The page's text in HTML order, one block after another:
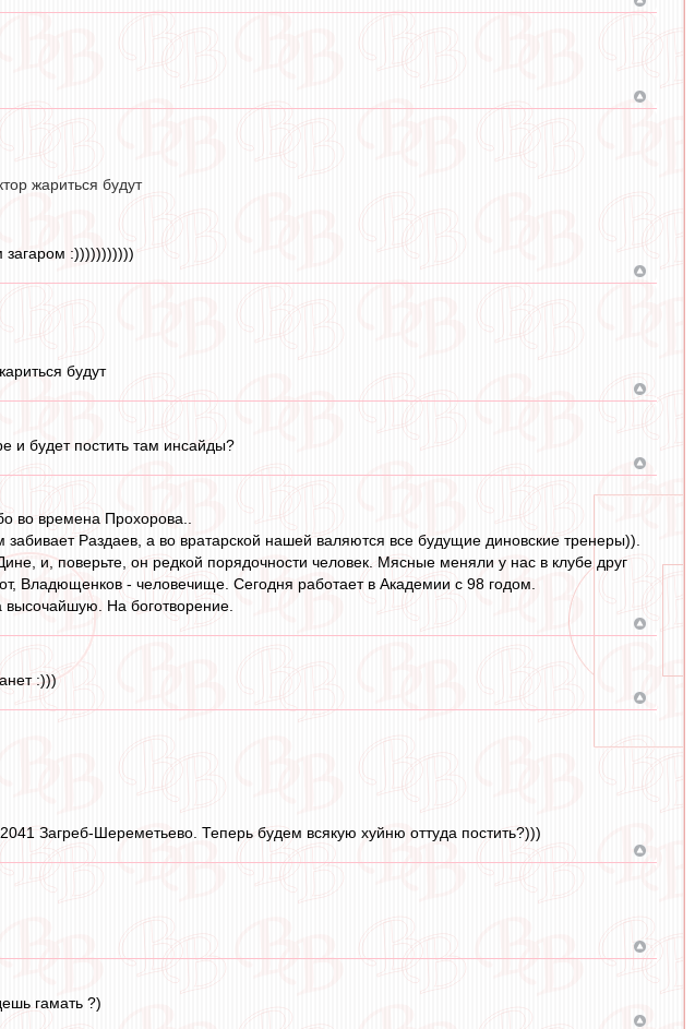
жариться будут
загаром :)))))))))))
будут
и будет постить там инсайды?
во времена Прохорова..
Раздаев, а во вратарской нашей валяются все будущие диновские тренеры)).
и, поверьте, он редкой порядочности человек. Мясные меняли у нас в клубе друг
Владющенков - человечище. Сегодня работает в Академии с 98 годом.
высочайшую. На боготворение.
:)))
Загреб-Шереметьево. Теперь будем всякую хуйню оттуда постить?)))
гамать ?)